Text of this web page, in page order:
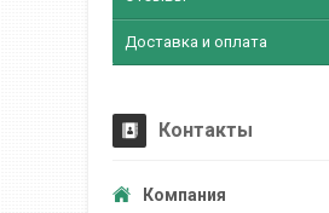
Доставка и оплата
Контакты